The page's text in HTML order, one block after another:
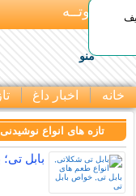
بـیتوتــه
منو
خانه اخبار داغ
تازه های انواع
بابل